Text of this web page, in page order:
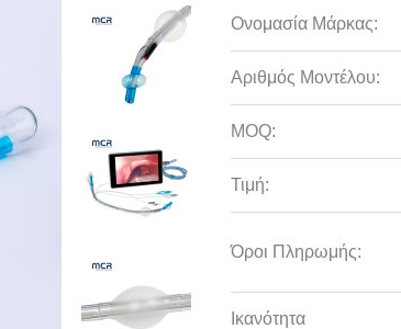
Ονομασία Μάρκας:
Αριθμός Μοντέλου:
MOQ:
Τιμή:
Όροι Πληρωμής:
Ικανότητα